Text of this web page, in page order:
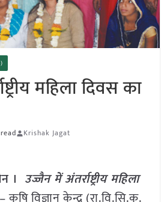
महिला दिवस का
Krishak Jagat
। उज्जैन में अंतर्राष्ट्रीय महिला